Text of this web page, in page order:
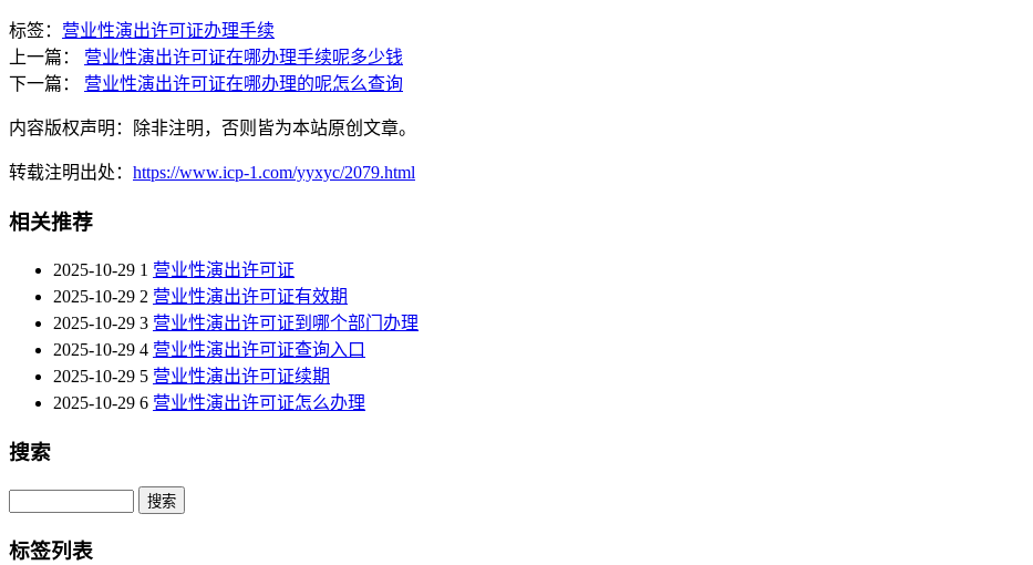
标签： 营业性演出许可证办理手续
上一篇：
营业性演出许可证在哪办理手续呢多少钱
下一篇：
营业性演出许可证在哪办理的呢怎么查询
内容版权声明：除非注明，否则皆为本站原创文章。
转载注明出处： https://www.icp-1.com/yyxyc/2079.html
相关推荐
2025-10-29 1 营业性演出许可证
2025-10-29 2 营业性演出许可证有效期
2025-10-29 3 营业性演出许可证到哪个部门办理
2025-10-29 4 营业性演出许可证查询入口
2025-10-29 5 营业性演出许可证续期
2025-10-29 6 营业性演出许可证怎么办理
搜索
Search
标签列表